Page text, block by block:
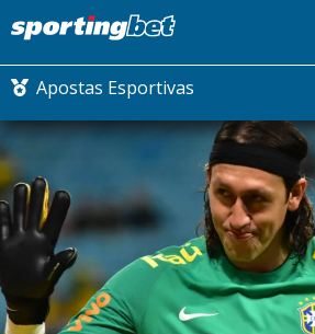
Apostas Esportivas
CONMEBOL LIBERTADORES
FUTEBOL NACIONAL
FUTEBOL INTERNACIONAL